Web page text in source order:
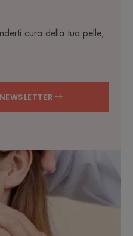
cura della tua pelle,